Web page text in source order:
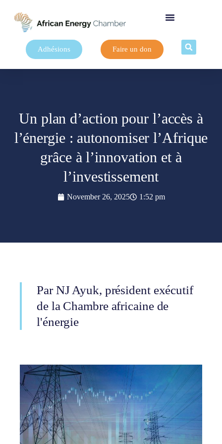
Adhésions Faire un don
Un plan d’action pour l’accès à
l’énergie : autonomiser l’Afrique
grâce à l’innovation et à
l’investissement
November 26, 2025 1:52 pm
Par NJ Ayuk, président exécutif
de la Chambre africaine de
l'énergie